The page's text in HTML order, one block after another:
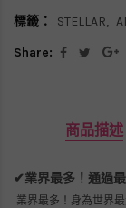
標籤：
STELLAR
Share:
商品描述
✔業界最多！通過
業界最多！身為世界